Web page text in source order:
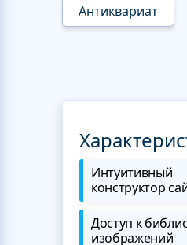
Антиквариат
Интуитивный
конструктор
Доступ к
изображений